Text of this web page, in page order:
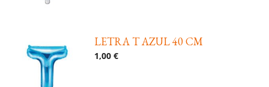
LETRA T AZUL 40 CM
1,00 €